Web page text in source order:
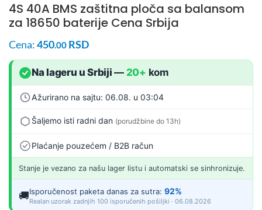
4S 40A BMS zaštitna ploča sa balansom
za 18650 baterije Cena Srbija
Cena:450.00 RSD
Na lageru u Srbiji — 20+ kom
Ažurirano na sajtu: 06.08. u 03:04
Šaljemo isti radni dan (porudžbine do 13h)
Plaćanje pouzećem / B2B račun
Stanje je vezano za našu lager listu i automatski se sinhronizuje.
🚚Isporučenost paketa danas za sutra: 92%
Realan uzorak zadnjih 100 isporučenih pošiljki · 06.08.2026